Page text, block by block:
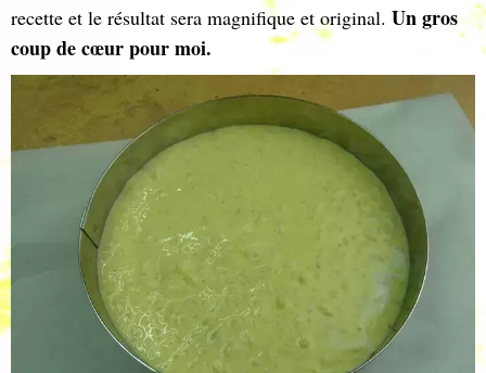
recette et le résultat sera magnifique et original. Un gros
coup de cœur pour moi.